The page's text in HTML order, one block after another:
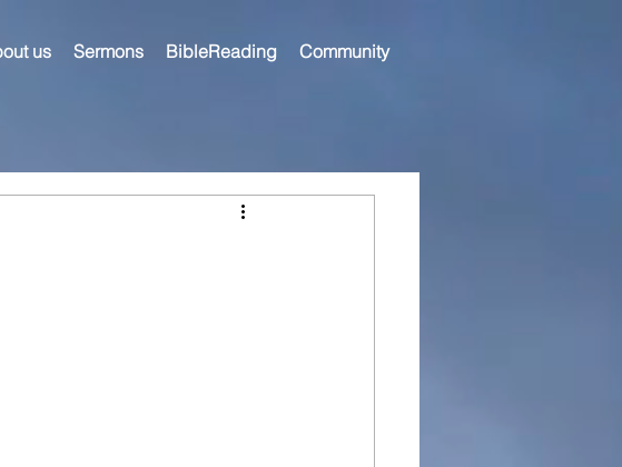
us Sermons BibleReading Community